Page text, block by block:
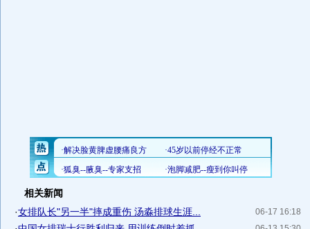
相关新闻
06-17 16:18
·女排队长"另一半"摔成重伤 汤淼排球生涯...